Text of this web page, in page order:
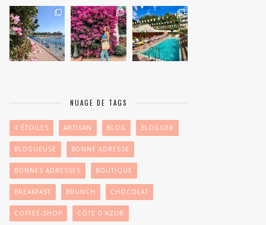
NUAGE DE TAGS
4 ÉTOILES ARTISAN BLOG BLOGGER
BLOGUEUSE BONNE ADRESSE
BONNES ADRESSES BOUTIQUE
BREAKFAST BRUNCH CHOCOLAT
COFFEE-SHOP CÔTE D'AZUR